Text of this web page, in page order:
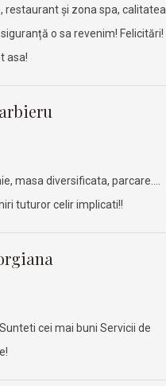
restaurant și zona spa, calitatea
o sa revenim! Felicitări!
asa!
masa diversificata, parcare….
tuturor celir implicati!!
cei mai buni Servicii de